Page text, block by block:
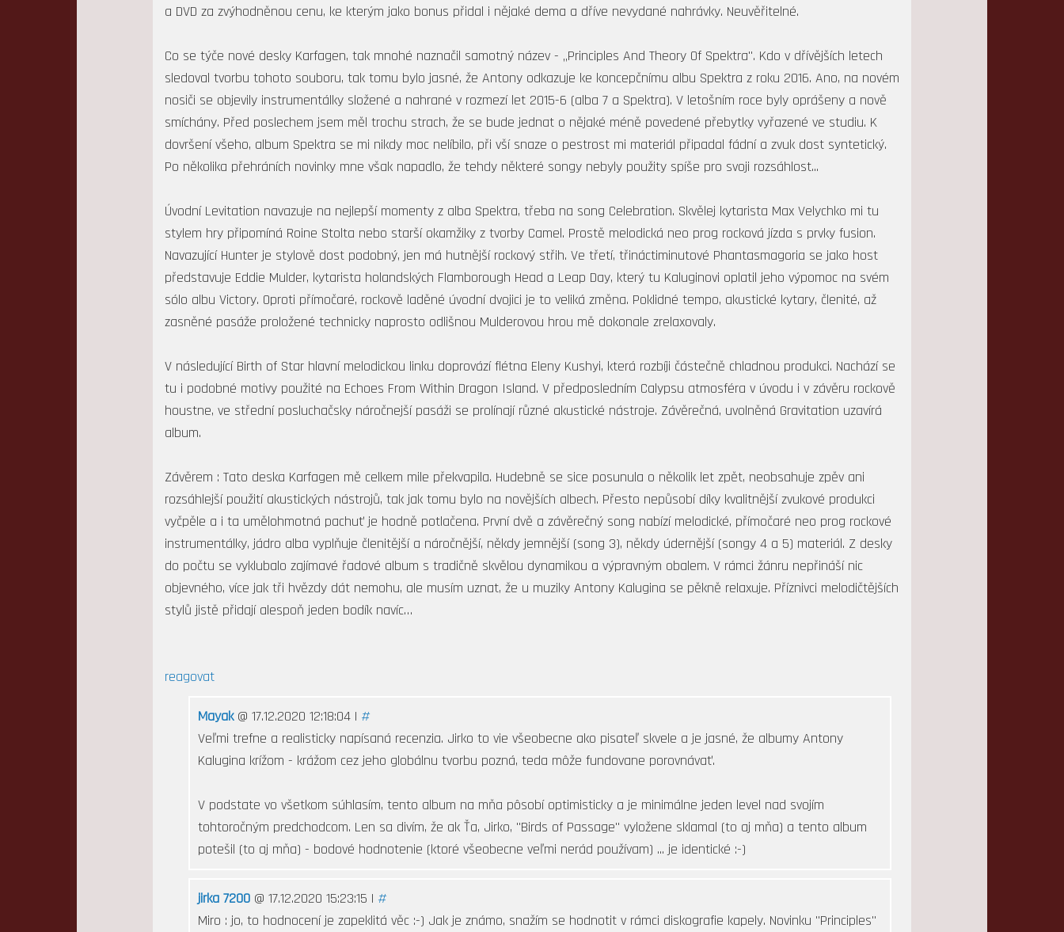
a DVD za zvýhodněnou cenu, ke kterým jako bonus přidal i nějaké dema a dříve nevydané nahrávky. Neuvěřitelné.
Co se týče nové desky Karfagen, tak mnohé naznačil samotný název - „Principles And Theory Of Spektra". Kdo v dřívějších letech
sledoval tvorbu tohoto souboru, tak tomu bylo jasné, že Antony odkazuje ke koncepčnímu albu Spektra z roku 2016. Ano, na novém
nosiči se objevily instrumentálky složené a nahrané v rozmezí let 2015-6 (alba 7 a Spektra). V letošním roce byly oprášeny a nově
smíchány. Před poslechem jsem měl trochu strach, že se bude jednat o nějaké méně povedené přebytky vyřazené ve studiu. K
dovršení všeho, album Spektra se mi nikdy moc nelíbilo, při vší snaze o pestrost mi materiál připadal fádní a zvuk dost syntetický.
Po několika přehráních novinky mne však napadlo, že tehdy některé songy nebyly použity spíše pro svoji rozsáhlost...
Úvodní Levitation navazuje na nejlepší momenty z alba Spektra, třeba na song Celebration. Skvělej kytarista Max Velychko mi tu
stylem hry připomíná Roine Stolta nebo starší okamžiky z tvorby Camel. Prostě melodická neo prog rocková jízda s prvky fusion.
Navazující Hunter je stylově dost podobný, jen má hutnější rockový střih. Ve třetí, třináctiminutové Phantasmagoria se jako host
představuje Eddie Mulder, kytarista holandských Flamborough Head a Leap Day, který tu Kaluginovi oplatil jeho výpomoc na svém
sólo albu Victory. Oproti přímočaré, rockově laděné úvodní dvojici je to veliká změna. Poklidné tempo, akustické kytary, členité, až
zasněné pasáže proložené technicky naprosto odlišnou Mulderovou hrou mě dokonale zrelaxovaly.
V následující Birth of Star hlavní melodickou linku doprovází flétna Eleny Kushyi, která rozbíji částečně chladnou produkci. Nachází se
tu i podobné motivy použité na Echoes From Within Dragon Island. V předposledním Calypsu atmosféra v úvodu i v závěru rockově
houstne, ve střední posluchačsky náročnejší pasáži se prolínají různé akustické nástroje. Závěrečná, uvolněná Gravitation uzavírá
album.
Závěrem : Tato deska Karfagen mě celkem mile překvapila. Hudebně se sice posunula o několik let zpět, neobsahuje zpěv ani
rozsáhlejší použití akustických nástrojů, tak jak tomu bylo na novějších albech. Přesto nepůsobí díky kvalitnější zvukové produkci
vyčpěle a i ta umělohmotná pachuť je hodně potlačena. První dvě a závěrečný song nabízí melodické, přímočaré neo prog rockové
instrumentálky, jádro alba vyplňuje členitější a náročnější, někdy jemnější (song 3), někdy údernější (songy 4 a 5) materiál. Z desky
do počtu se vyklubalo zajímavé řadové album s tradičně skvělou dynamikou a výpravným obalem. V rámci žánru nepřináší nic
objevného, více jak tři hvězdy dát nemohu, ale musím uznat, že u muziky Antony Kalugina se pěkně relaxuje. Příznivci melodičtějších
stylů jistě přidají alespoň jeden bodík navíc…
reagovat
Mayak@ 17.12.2020 12:18:04 | #
Veľmi trefne a realisticky napísaná recenzia. Jirko to vie všeobecne ako pisateľ skvele a je jasné, že albumy Antony
Kalugina krížom - krážom cez jeho globálnu tvorbu pozná, teda môže fundovane porovnávať.
V podstate vo všetkom súhlasím, tento album na mňa pôsobí optimisticky a je minimálne jeden level nad svojím
tohtoročným predchodcom. Len sa divím, že ak Ťa, Jirko, "Birds of Passage" vyložene sklamal (to aj mňa) a tento album
potešil (to aj mňa) - bodové hodnotenie (ktoré všeobecne veľmi nerád používam) ... je identické :-)
jirka 7200@ 17.12.2020 15:23:15 | #
Miro : jo, to hodnocení je zapeklitá věc :-) Jak je známo, snažím se hodnotit v rámci diskografie kapely. Novinku "Principles"